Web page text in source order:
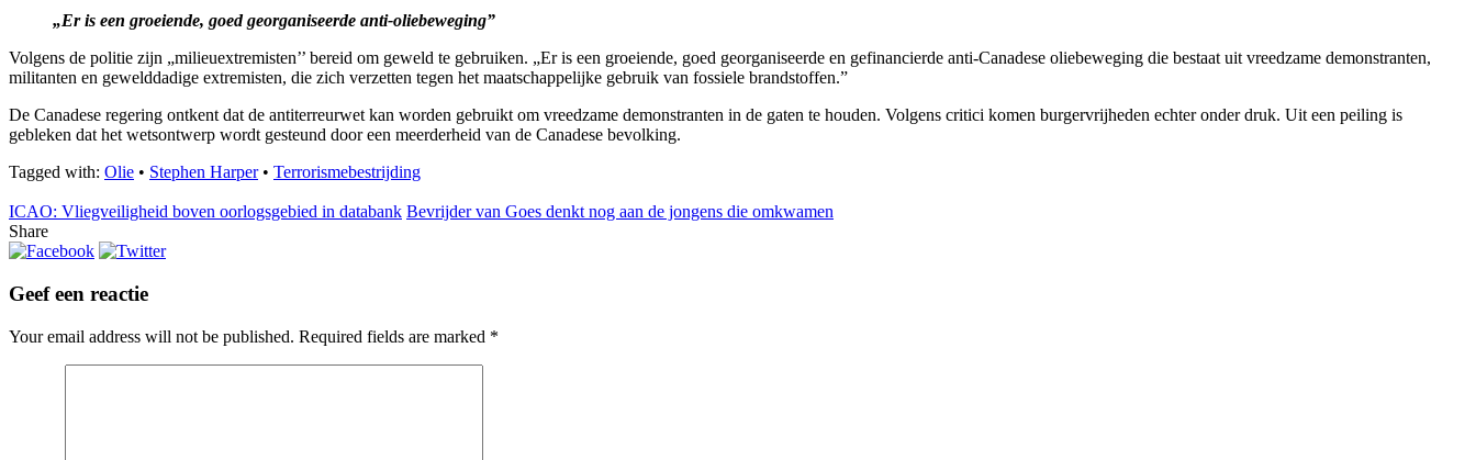
„Er is een groeiende, goed georganiseerde anti-oliebeweging”
Volgens de politie zijn „milieuextremisten’’ bereid om geweld te gebruiken. „Er is een groeiende, goed georganiseerde en gefinancierde anti-Canadese oliebeweging die bestaat uit vreedzame demonstranten,
militanten en gewelddadige extremisten, die zich verzetten tegen het maatschappelijke gebruik van fossiele brandstoffen.”
De Canadese regering ontkent dat de antiterreurwet kan worden gebruikt om vreedzame demonstranten in de gaten te houden. Volgens critici komen burgervrijheden echter onder druk. Uit een peiling is
gebleken dat het wetsontwerp wordt gesteund door een meerderheid van de Canadese bevolking.
Tagged with: Olie • Stephen Harper• Terrorismebestrijding
ICAO: Vliegveiligheid boven oorlogsgebied in databank Bevrijder van Goes denkt nog aan de jongens die omkwamen
Share
Geef een reactie
Your email address will not be published. Required fields are marked *